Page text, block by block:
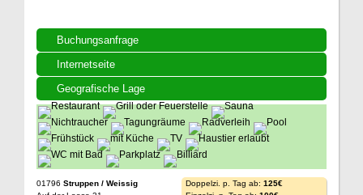
Buchungsanfrage
Internetseite
Geografische Lage
01796 Struppen / Weissig
Doppelzi. p. Tag ab: 125€